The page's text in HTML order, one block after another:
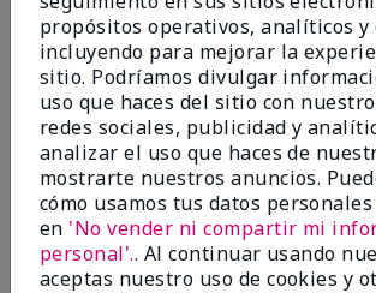
5
Great Night time
EnviadoHace 2 meses
porSonia G
deChicago'Il
Evaluado en
marykay.com/en-us/
propósitos operativos, analíticos y
incluyendo para mejorar la
sitio. Podríamos divulgar
uso que haces del sitio con
redes sociales, publicidad y
analizar el uso que haces de
mostrarte nuestros anuncios.
cómo usamos tus datos
en 'No vender ni compartir mi
personal'.. Al continuar usando
aceptas nuestro uso de cookies y